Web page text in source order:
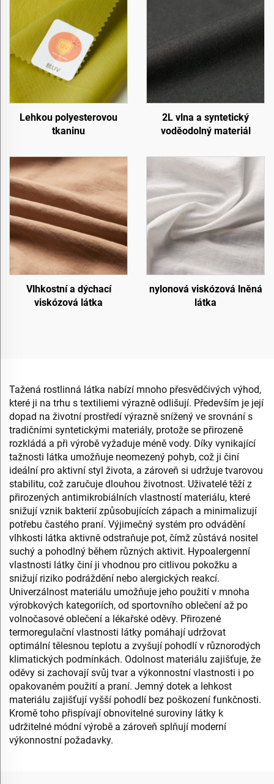
Lehkou polyesterovou
tkaninu
2L vlna a syntetický
voděodolný materiál
Vlhkostní a dýchací
viskózová látka
nylonová viskózová lněná
látka
Tažená rostlinná látka nabízí mnoho přesvědčivých výhod,
které ji na trhu s textiliemi výrazně odlišují. Především je její
dopad na životní prostředí výrazně snížený ve srovnání s
tradičními syntetickými materiály, protože se přirozeně
rozkládá a při výrobě vyžaduje méně vody. Díky vynikající
tažnosti látka umožňuje neomezený pohyb, což ji činí
ideální pro aktivní styl života, a zároveň si udržuje tvarovou
stabilitu, což zaručuje dlouhou životnost. Uživatelé těží z
přirozených antimikrobiálních vlastností materiálu, které
snižují vznik bakterií způsobujících zápach a minimalizují
potřebu častého praní. Výjimečný systém pro odvádění
vlhkosti látka aktivně odstraňuje pot, čímž zůstává nositel
suchý a pohodlný během různých aktivit. Hypoalergenní
vlastnosti látky činí ji vhodnou pro citlivou pokožku a
snižují riziko podráždění nebo alergických reakcí.
Univerzálnost materiálu umožňuje jeho použití v mnoha
výrobkových kategoriích, od sportovního oblečení až po
volnočasové oblečení a lékařské oděvy. Přirozené
termoregulační vlastnosti látky pomáhají udržovat
optimální tělesnou teplotu a zvyšují pohodlí v různorodých
klimatických podmínkách. Odolnost materiálu zajišťuje, že
oděvy si zachovají svůj tvar a výkonnostní vlastnosti i po
opakovaném použití a praní. Jemný dotek a lehkost
materiálu zajišťují vyšší pohodlí bez poškození funkčnosti.
Kromě toho přispívají obnovitelné suroviny látky k
udržitelné módní výrobě a zároveň splňují moderní
výkonnostní požadavky.